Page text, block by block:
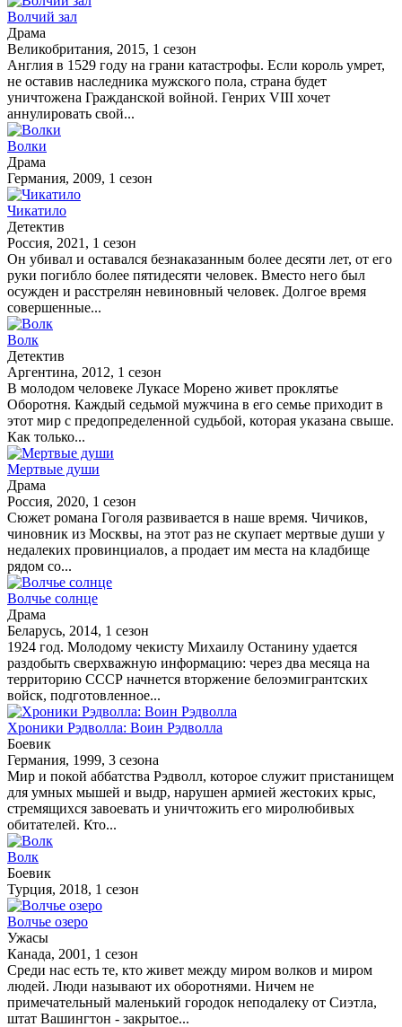
Волчий зал
Драма
Великобритания, 2015, 1 сезон
Англия в 1529 году на грани катастрофы. Если король умрет,
не оставив наследника мужского пола, страна будет
уничтожена Гражданской войной. Генрих VIII хочет
аннулировать свой...
Волки
Драма
Германия, 2009, 1 сезон
Чикатило
Детектив
Россия, 2021, 1 сезон
Он убивал и оставался безнаказанным более десяти лет, от его
руки погибло более пятидесяти человек. Вместо него был
осужден и расстрелян невиновный человек. Долгое время
совершенные...
Волк
Детектив
Аргентина, 2012, 1 сезон
В молодом человеке Лукасе Морено живет проклятье
Оборотня. Каждый седьмой мужчина в его семье приходит в
этот мир с предопределенной судьбой, которая указана свыше.
Как только...
Мертвые души
Драма
Россия, 2020, 1 сезон
Сюжет романа Гоголя развивается в наше время. Чичиков,
чиновник из Москвы, на этот раз не скупает мертвые души у
недалеких провинциалов, а продает им места на кладбище
рядом со...
Волчье солнце
Драма
Беларусь, 2014, 1 сезон
1924 год. Молодому чекисту Михаилу Останину удается
раздобыть сверхважную информацию: через два месяца на
территорию СССР начнется вторжение белоэмигрантских
войск, подготовленное...
Хроники Рэдволла: Воин Рэдволла
Боевик
Германия, 1999, 3 сезона
Мир и покой аббатства Рэдволл, которое служит пристанищем
для умных мышей и выдр, нарушен армией жестоких крыс,
стремящихся завоевать и уничтожить его миролюбивых
обитателей. Кто...
Волк
Боевик
Турция, 2018, 1 сезон
Волчье озеро
Ужасы
Канада, 2001, 1 сезон
Среди нас есть те, кто живет между миром волков и миром
людей. Люди называют их оборотнями. Ничем не
примечательный маленький городок неподалеку от Сиэтла,
штат Вашингтон - закрытое...